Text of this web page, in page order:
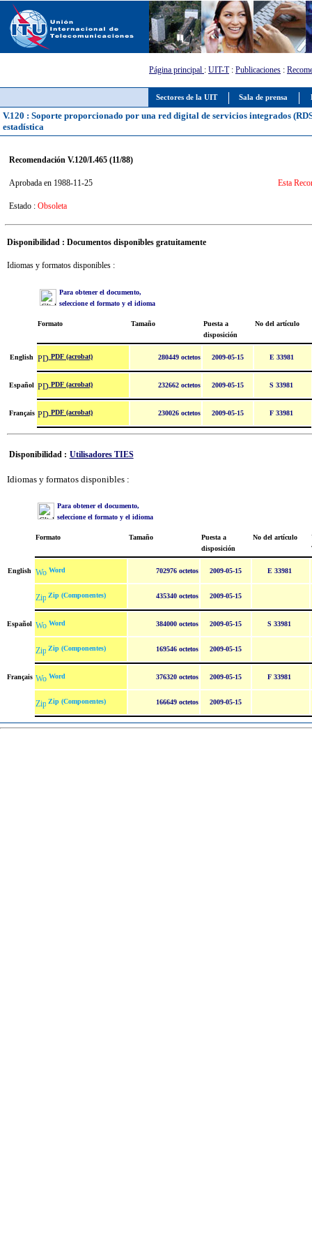
Sectores de la UIT Sala de prensa
Página principal : UIT-T: Publicaciones :
V.120 : Soporte proporcionado por una red digital de servicios integrados
estadística
Recomendación V.120/I.465 (11/88)
Aprobada en 1988-11-25
Estado : Obsoleta
Esta
Disponibilidad : Documentos disponibles gratuitamente
Idiomas y formatos disponibles :
Para obtener el documento,
seleccione el formato y el idioma
Formato Tamaño
Puesta a
disposición
No del artículo
English PDF (acrobat) 280449 octetos 2009-05-15 E 33981
Español PDF (acrobat) 232662 octetos 2009-05-15 S 33981
Français PDF (acrobat) 230026 octetos 2009-05-15 F 33981
Disponibilidad : Utilisadores TIES
Idiomas y formatos disponibles :
Para obtener el documento,
seleccione el formato y el idioma
Formato Tamaño
Puesta a
disposición
No del artículo
English Word 702976 octetos 2009-05-15 E 33981
Zip (Componentes) 435340 octetos 2009-05-15
Español Word 384000 octetos 2009-05-15 S 33981
Zip (Componentes) 169546 octetos 2009-05-15
Français Word 376320 octetos 2009-05-15 F 33981
Zip (Componentes) 166649 octetos 2009-05-15